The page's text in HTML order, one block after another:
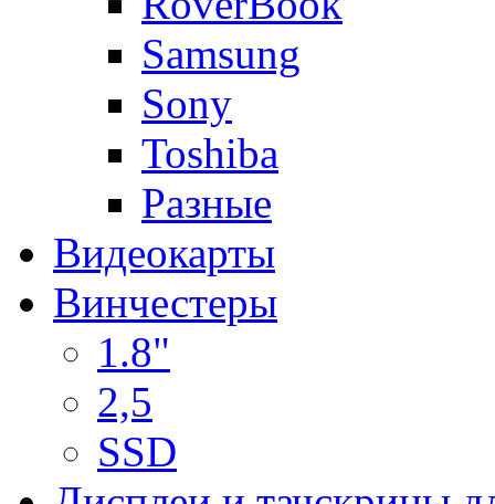
Samsung
Sony
Toshiba
Разные
Видеокарты
Винчестеры
1.8"
2,5
SSD